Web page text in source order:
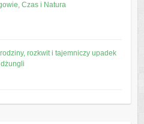
Czas i Natura
rozkwit i tajemniczy upadek